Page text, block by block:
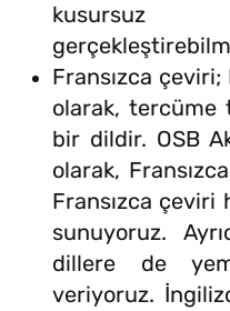
Fransızca
olarak, tercüme
bir dildir. OSB
olarak,
Fransızca
sunuyoruz.
dillere de
veriyoruz.